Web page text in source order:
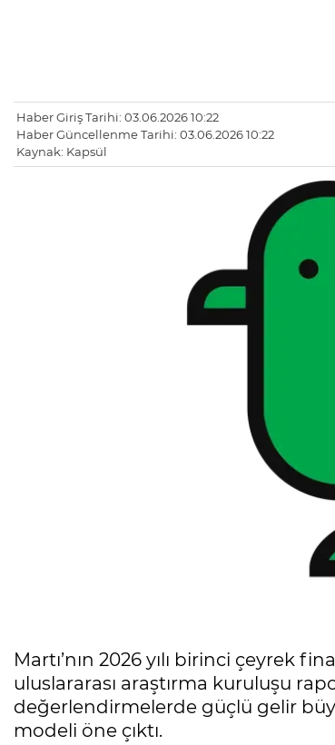
Haber Giriş Tarihi: 03.06.2026 10:22
Haber Güncellenme Tarihi: 03.06.2026 10:22
Kaynak: Kapsül
Martı’nın 2026 yılı birinci çeyrek
uluslararası araştırma kuruluşu
değerlendirmelerde güçlü gelir
modeli öne çıktı.